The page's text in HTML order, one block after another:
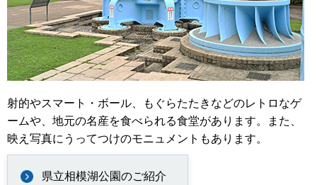
射的やスマート・ボール、もぐらたたきなどのレトロなゲ
ームや、地元の名産を食べられる食堂があります。また、
映え写真にうってつけのモニュメントもあります。
県立相模湖公園のご紹介